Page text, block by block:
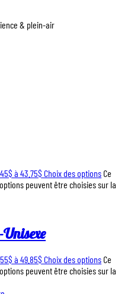
& plein-air
à 43.75$ Choix des optionsCe
peuvent être choisies sur la
à 49.85$ Choix des optionsCe
peuvent être choisies sur la